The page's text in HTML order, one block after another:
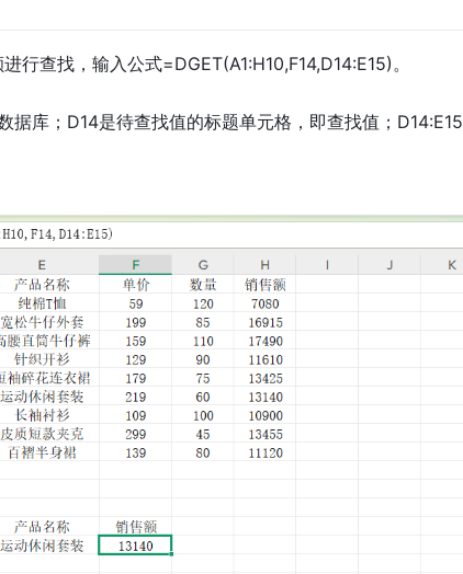
查找，输入公式=DGET(A1:H10,F14,D14:E15)。
据库；D14是待查找值的标题单元格，即查找值；D14:E15